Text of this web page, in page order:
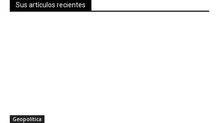
Sus artículos recientes
Geopolítica